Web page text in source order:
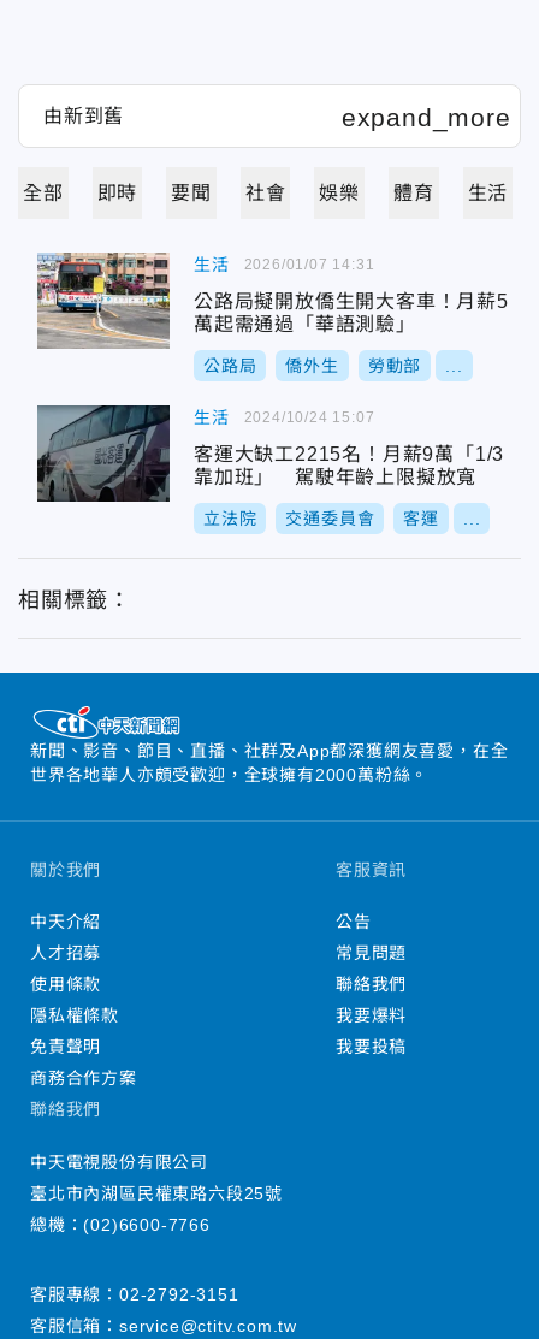
全部 即時 要聞 社會 娛樂 體育 生活
生活
公路局擬開放僑生開大客車！月薪5
萬起需通過「華語測驗」
公路局 僑外生 勞動部
2026/01/07 14:31
生活
客運大缺工2215名！月薪9萬「1/3
靠加班」 駕駛年齡上限擬放寬
立法院 交通委員會 客運
2024/10/24 15:07
相關標籤：
新聞、影音、節目、直播、社群及App都深獲網友喜愛，在全
世界各地華人亦頗受歡迎，全球擁有2000萬粉絲。
關於我們
中天介紹
人才招募
使用條款
隱私權條款
免責聲明
商務合作方案
客服資訊
公告
常見問題
聯絡我們
我要爆料
我要投稿
聯絡我們
中天電視股份有限公司
臺北市內湖區民權東路六段25號
總機：(02)6600-7766
客服專線： 02-2792-3151
客服信箱： service@ctitv.com.tw